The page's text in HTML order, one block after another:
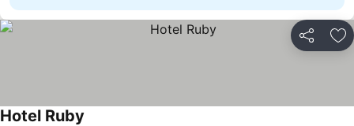
Partilhar
Hotel Ruby